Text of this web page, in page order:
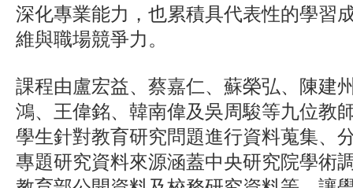
深化專業能力，也累積具代表性的學習
維與職場競爭力。
課程由盧宏益、蔡嘉仁、蘇榮弘、陳建
鴻、王偉銘、韓南偉及吳周駿等九位教
學生針對教育研究問題進行資料蒐集、
專題研究資料來源涵蓋中央研究院學術